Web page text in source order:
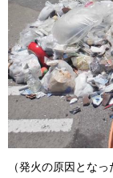
（発火の原因とな